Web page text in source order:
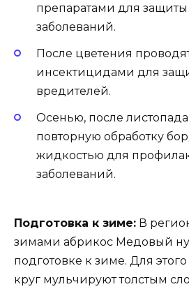
препаратами для защиты
заболеваний.
После цветения
инсектицидами для
вредителей.
Осенью, после
повторную обработку
жидкостью для
заболеваний.
Подготовка к зиме: В
зимами абрикос Медовый
подготовке к зиме. Для
круг мульчируют толстым